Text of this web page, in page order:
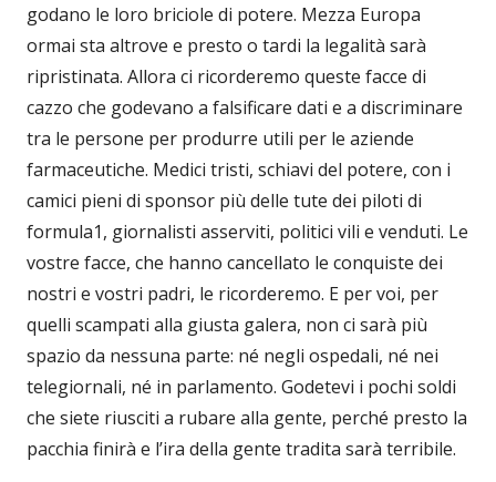
godano le loro briciole di potere. Mezza Europa
ormai sta altrove e presto o tardi la legalità sarà
ripristinata. Allora ci ricorderemo queste facce di
cazzo che godevano a falsificare dati e a discriminare
tra le persone per produrre utili per le aziende
farmaceutiche. Medici tristi, schiavi del potere, con i
camici pieni di sponsor più delle tute dei piloti di
formula1, giornalisti asserviti, politici vili e venduti. Le
vostre facce, che hanno cancellato le conquiste dei
nostri e vostri padri, le ricorderemo. E per voi, per
quelli scampati alla giusta galera, non ci sarà più
spazio da nessuna parte: né negli ospedali, né nei
telegiornali, né in parlamento. Godetevi i pochi soldi
che siete riusciti a rubare alla gente, perché presto la
pacchia finirà e l’ira della gente tradita sarà terribile.